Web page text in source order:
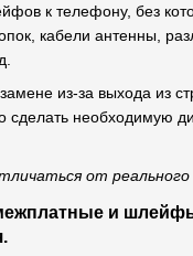
к телефону, без
кабели антенны,
из-за выхода из
необходимую
от реального
и